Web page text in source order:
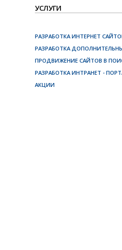
УСЛУГИ
РАЗРАБОТКА ИНТЕРНЕТ
РАЗРАБОТКА
ПРОДВИЖЕНИЕ САЙТОВ В
РАЗРАБОТКА ИНТРАНЕТ -
АКЦИИ